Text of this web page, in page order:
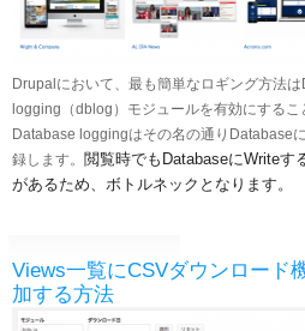
Drupalにおいて、最も簡単なロギング方法
logging（dblog）モジュールを有効にするこ
Database loggingはその名の通りDatabase
録します。 閲覧時でもDatabaseにWriteす
があるため、ボトルネックとなります。
Views一覧にCSVダウンロード
加する方法